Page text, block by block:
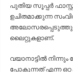
പുതിയ സൂപ്പർ
ഉചിതമാക്കുന്ന
ലൈറ്റുകളാണ്.
വയാനാട്ടിൽ
പോകുന്നത് എന്ന